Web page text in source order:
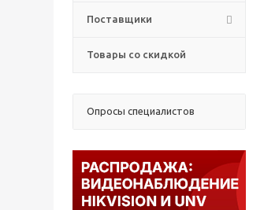
Поставщики
Товары со скидкой
Опросы специалистов